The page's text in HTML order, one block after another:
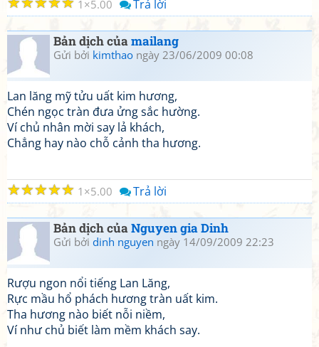
1 5.00 Trả lời
Bản dịch củamailang
Gửi bởi kimthao ngày 23/06/2009 00:08
Lan lăng mỹ tửu uất kim hương,
Chén ngọc tràn đưa ửng sắc hường.
Ví chủ nhân mời say lả khách,
Chẳng hay nào chỗ cảnh tha hương.
☆
☆
☆
☆
☆ 1 5.00 Trả lời
Bản dịch củaNguyen gia Dinh
Gửi bởi dinh nguyen ngày 14/09/2009 22:23
Rượu ngon nổi tiếng Lan Lăng,
Rực mầu hổ phách hương tràn uất kim.
Tha hương nào biết nỗi niềm,
Ví như chủ biết làm mềm khách say.